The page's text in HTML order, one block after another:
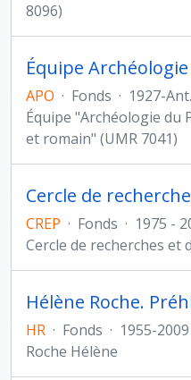
8096)
APO · Fonds · 1927-
Équipe "Archéologie du
et romain" (UMR 7041)
CREP · Fonds · 1975 -
Cercle de recherches
HR · Fonds · 1955-2009
Roche Hélène